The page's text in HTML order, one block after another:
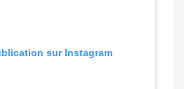
sur Instagram